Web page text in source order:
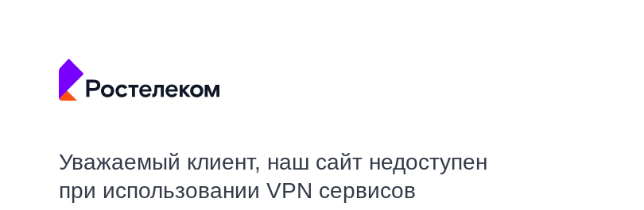
Уважаемый клиент, наш сайт недоступен
при использовании VPN сервисов